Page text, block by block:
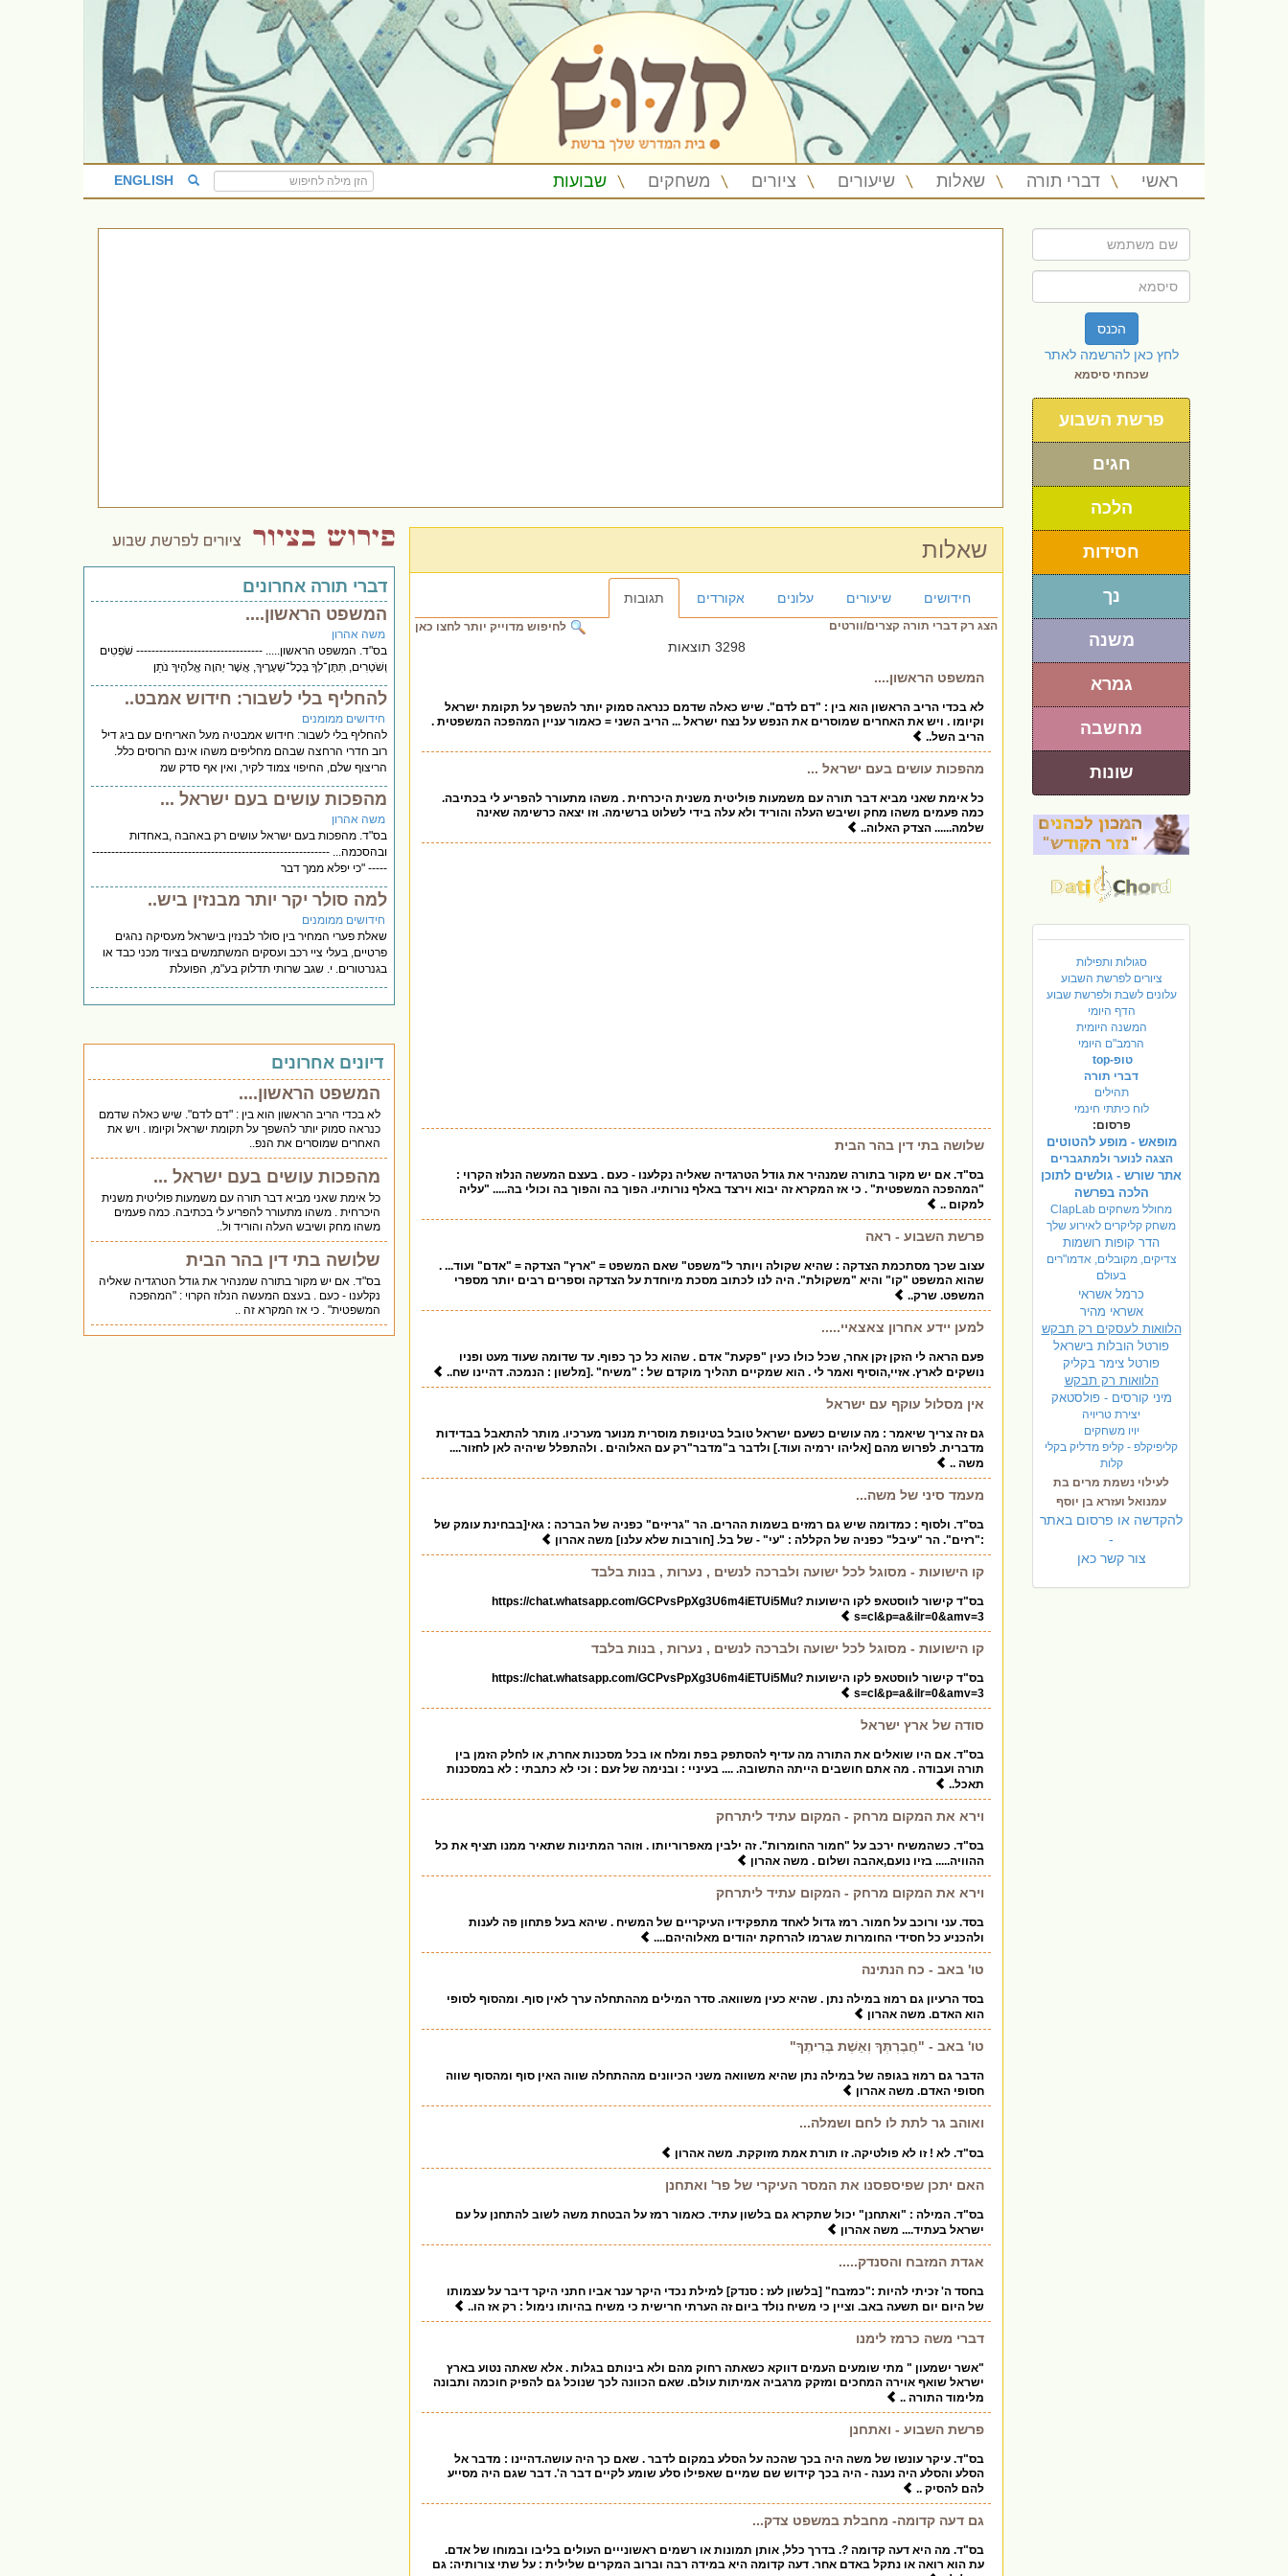
ראשי דברי תורה שאלות שיעורים ציורים משחקים שבועות ENGLISH
הכנס
לחץ כאן להרשמה לאתר
שכחתי סיסמא
פרשת השבוע
חגים
הלכה
חסידות
נך
משנה
גמרא
מחשבה
שונות
סגולות ותפילות
ציורים לפרשת השבוע
עלונים לשבת ולפרשת שבוע
הדף היומי
המשנה היומית
הרמב"ם היומי
טופ-top
דברי תורה
תהילים
לוח כיתתי חינמי
פרסום:
מופאש - מופע להטוטים
הצגה לנוער ולמתגברים
אתר שורש - גולשים לתוכן
הלכה בפרשה
מחולל משחקים ClapLab
משחק קליקרים לאירוע שלך
הדר קופות רושמות
צדיקים, מקובלים, אדמו"רים
בעולם
כרמל אשראי
אשראי מהיר
הלוואות לעסקים רק תבקש
פורטל הובלות בישראל
פורטל צימר בקליק
הלוואות רק תבקש
מיני קורסים - פולסטאק
יצירת טריויה
יויו משחקים
קליפיקלפ - קליפ מדליק בקלי
קלות
לעילוי נשמת מרים בת
עמנואל ועזרא בן יוסף
להקדשה או פרסום באתר
-
צור קשר כאן
שאלות
חידושים שיעורים עלונים אקורדים תגובות
לחיפוש מדוייק יותר לחצו כאן הצג רק דברי תורה קצרים/וורטים
3298 תוצאות
המשפט הראשון....
לא בכדי הריב הראשון הוא בין : "דם לדם". שיש כאלה שדמם כנראה סמוק יותר להשפך על תקומת ישראל
וקיומו . ויש את האחרים שמוסרים את הנפש על נצח ישראל ... הריב השני = כאמור עניין המהפכה המשפטית .
הריב השל..
מהפכות עושים בעם ישראל ...
כל אימת שאני מביא דבר תורה עם משמעות פוליטית משנית היכרחית . משהו מתעורר להפריע לי בכתיבה.
כמה פעמים משהו מחק ושיבש העלה והוריד ולא עלה בידי לשלוט ברשימה. וזו יצאה כרשימה שאינה
שלמה...... הצדק האלוה..
שלושה בתי דין בהר הבית
בס"ד. אם יש מקור בתורה שמנהיר את גודל הטרגדיה שאליה נקלענו - כעם . בעצם המעשה הנלוז הקרוי :
"המהפכה המשפטית" . כי אז המקרא זה יבוא וירצד באלף נורותיו. הפוך בה והפוך בה וכולי בה..... "עליה
למקום ..
פרשת השבוע - ראה
עצוב שכך מסתכמת הצדקה : שהיא שקולה ויותר ל"משפט" שאם המשפט = "ארץ" הצדקה = "אדם" ועוד... .
שהוא המשפט "קו" והיא "משקולת". היה לנו לכתוב מסכת מיוחדת על הצדקה וספרים רבים יותר מספרי
המשפט. שרק..
למען יידע אחרון צאצאיי.....
פעם הראה לי הזקן זקן אחר, שכל כולו כעין "פקעת" אדם . שהוא כל כך כפוף. עד שדומה שעוד מעט ופניו
נושקים לארץ. אזיי,הוסיף ואמר לי . הוא שמקיים תהליך מוקדם של : "משיח" .[מלשון : הנמכה. דהיינו שח..
אין מסלול עוקף עם ישראל
גם זה צריך שיאמר : מה עושים כשעם ישראל טובל בטינופת מוסרית מנוער מערכיו. מותר להתאבל בבדידות
מדברית. לפרוש מהם [אליהו ירמיה ועוד.] ולדבר ב"מדבר"רק עם האלוהים . ולהתפלל שיהיה לאן לחזור....
משה ..
מעמד סיני של משה...
בס"ד. ולסוף : כמדומה שיש גם רמזים בשמות ההרים. הר "גריזים" כפניה של הברכה : גאי[בבחינת עומק של
:"רזים". הר "עיבל" כפניה של הקללה : "עי" - של בל. [חורבות שלא עלנו] משה אהרון
קו הישועות - מסוגל לכל ישועה ולברכה לנשים , נערות , בנות בלבד
בס"ד קישור לווסטאפ לקו הישועות https://chat.whatsapp.com/GCPvsPpXg3U6m4iETUi5Mu?
s=cl&p=a&ilr=0&amv=3
קו הישועות - מסוגל לכל ישועה ולברכה לנשים , נערות , בנות בלבד
בס"ד קישור לווסטאפ לקו הישועות https://chat.whatsapp.com/GCPvsPpXg3U6m4iETUi5Mu?
s=cl&p=a&ilr=0&amv=3
סודה של ארץ ישראל
בס"ד. אם היו שואלים את התורה מה עדיף להסתפק בפת ומלח או בכל מסכנות אחרת, או לחלק הזמן בין
תורה ועבודה . מה אתם חושבים הייתה התשובה. .... בעיניי : ובנימה של זעם : וכי לא כתבתי : לא במסכנות
תאכל..
וירא את המקום מרחק - המקום עתיד ליתרחק
בס"ד. כשהמשיח ירכב על "חמור החומרות". זה ילבין מאפרוריותו . וזוהר המתינות שתאיר ממנו תציף את כל
ההוויה..... בזיו נועם,אהבה ושלום . משה אהרון
וירא את המקום מרחק - המקום עתיד ליתרחק
בסד. עני ורוכב על חמור. רמז גדול לאחד מתפקידיו העיקריים של המשיח . שיהא בעל פתחון פה לענות
ולהכניע כל חסידי החומרות שגרמו להרחקת יהודים מאלוהיהם....
טו' באב - כח הנתינה
בסד הרעיון גם רמוז במילה נתן . שהיא כעין משוואה. סדר המילים מההתחלה ערך לאין סוף. ומהסוף לסופי
הוא האדם. משה אהרון
טו' באב - "חֲבֶרְתְּךָ וְאֵשֶׁת בְּרִיתֶךָ"
הדבר גם רמוז בגופה של במילה נתן שהיא משוואה משני הכיוונים מההתחלה שווה האין סוף ומהסוף שווה
חסופי האדם. משה אהרון
ואוהב גר לתת לו לחם ושמלה...
בס"ד. לא ! זו לא פולטיקה. זו תורת אמת מזוקקת. משה אהרון
האם יתכן שפיספסנו את המסר העיקרי של פר' ואתחנן
בס"ד. המילה : "ואתחנן" יכול שתקרא גם בלשון עתיד. כאמור רמז על הבטחת משה לשוב להתחנן על עם
ישראל בעתיד.... משה אהרון
אגדת המזבח והסנדק.....
בחסד ה' זכיתי להיות :"כמזבח" [בלשון לעז : סנדק] למילת נכדי היקר ענר אביו חתני היקר דיבר על עצמותו
של היום יום תשעה באב. וציין כי משיח נולד ביום זה הערתי חרישית כי משיח בהיותו נימול : רק אז הו..
דברי משה כרמז לימנו
"אשר ישמעון " מתי שומעים העמים דווקא כשאתה רחוק מהם ולא בינותם בגלות . אלא שאתה נטוע בארץ
ישראל שואף אוירה המחכים ומזקק מרגביה אמיתות עולם. שאם הכוונה לכך שנוכל גם להפיק חוכמה ותבונה
מלימוד התורה ..
פרשת השבוע - ואתחנן
בס"ד. עיקר עונשו של משה היה בכך שהכה על הסלע במקום לדבר . שאם כך היה עושה.דהיינו : מדבר אל
הסלע והסלע היה נענה - היה בכך קידוש שם שמיים שאפילו סלע שומע לקיים דבר ה'. דבר שגם היה מסייע
להם להסיק ..
גם דעה קדומה- מחבלת במשפט צדק...
בס"ד. מה היא דעה קדומה ?. בדרך כלל, אותן תמונות או רשמים ראשונייים העולים בליבו ובמוחו של אדם.
עת הוא רואה או נתקל באדם אחר. דעה קדומה היא במידה רבה וברוב המקרים שלילית : על שתי צורותיה: גם
דברי תורה אחרונים
המשפט הראשון....
משה אהרון
בס"ד. המשפט הראשון..... --------------------------------- שֹׁפְטִים
וְשֹׁטְרִים, תִּתֶּן־לְךָ בְּכָל־שְׁעָרֶיךָ, אֲשֶׁר יְהוָה אֱלֹהֶיךָ נֹתֵן
להחליף בלי לשבור: חידוש אמבט..
חידושים ממומנים
להחליף בלי לשבור: חידוש אמבטיה מעל האריחים עם ביג דיל
רוב חדרי הרחצה שבהם מחליפים משהו אינם הרוסים כלל.
הריצוף שלם, החיפוי צמוד לקיר, ואין אף סדק שמ
מהפכות עושים בעם ישראל ...
משה אהרון
בס"ד. מהפכות בעם ישראל עושים רק באהבה ,באחדות
ובהסכמה... --------------------------------------------------------------
----- "כי יפלא ממך דבר
למה סולר יקר יותר מבנזין ביש..
חידושים ממומנים
שאלת פערי המחיר בין סולר לבנזין בישראל מעסיקה נהגים
פרטיים, בעלי ציי רכב ועסקים המשתמשים בציוד מכני כבד או
בגנרטורים. י. שגב שרותי תדלוק בע"מ, הפועלת
דיונים אחרונים
המשפט הראשון....
לא בכדי הריב הראשון הוא בין : "דם לדם". שיש כאלה שדמם
כנראה סמוק יותר להשפך על תקומת ישראל וקיומו . ויש את
האחרים שמוסרים את הנפ..
מהפכות עושים בעם ישראל ...
כל אימת שאני מביא דבר תורה עם משמעות פוליטית משנית
היכרחית . משהו מתעורר להפריע לי בכתיבה. כמה פעמים
משהו מחק ושיבש העלה והוריד ול..
שלושה בתי דין בהר הבית
בס"ד. אם יש מקור בתורה שמנהיר את גודל הטרגדיה שאליה
נקלענו - כעם . בעצם המעשה הנלוז הקרוי : "המהפכה
המשפטית" . כי אז המקרא זה ..